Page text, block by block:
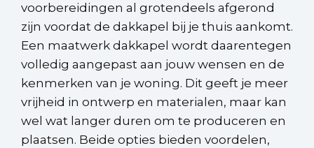
voorbereidingen al grotendeels afgerond
zijn voordat de dakkapel bij je thuis aankomt.
Een maatwerk dakkapel wordt daarentegen
volledig aangepast aan jouw wensen en de
kenmerken van je woning. Dit geeft je meer
vrijheid in ontwerp en materialen, maar kan
wel wat langer duren om te produceren en
plaatsen. Beide opties bieden voordelen,